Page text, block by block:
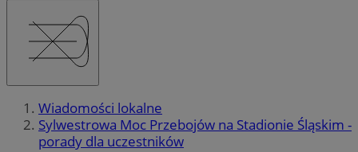
Wiadomości lokalne
Sylwestrowa Moc Przebojów na Stadionie Śląskim -
porady dla uczestników